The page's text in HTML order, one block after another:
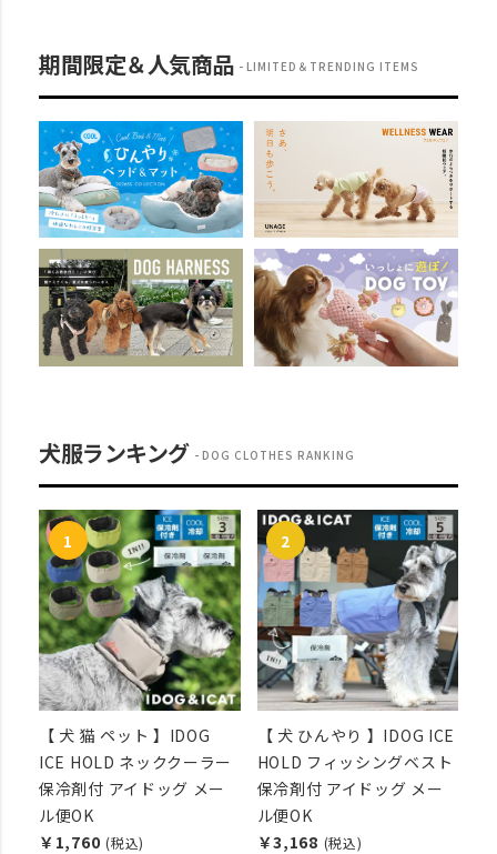
期間限定＆人気商品 LIMITED＆TRENDING ITEMS
犬服ランキング DOG CLOTHES RANKING
【 犬 猫 ペット 】IDOG
ICE HOLD ネッククーラー
保冷剤付 アイドッグ メー
ル便OK
￥1,760 (税込)
【 犬 ひんやり 】IDOG ICE
HOLD フィッシングベスト
保冷剤付 アイドッグ メー
ル便OK
￥3,168 (税込)